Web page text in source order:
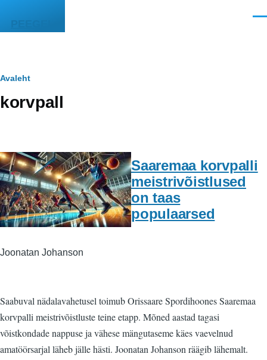
PEEGEL
Leivapuru
Avaleht
korvpall
Saaremaa korvpalli
meistrivõistlused
on taas
populaarsed
Joonatan Johanson
Saabuval nädalavahetusel toimub Orissaare Spordihoones Saaremaa
korvpalli meistrivõistluste teine etapp. Mõned aastad tagasi
võistkondade nappuse ja vähese mängutaseme käes vaevelnud
amatöörsarjal läheb jälle hästi. Joonatan Johanson räägib lähemalt.